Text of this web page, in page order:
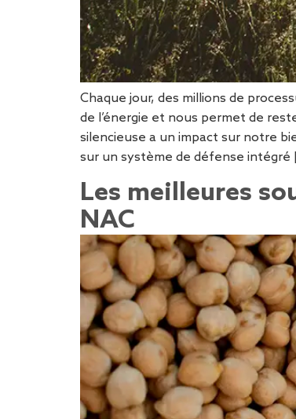
Chaque jour, des millions de
de l’énergie et nous permet de
silencieuse a un impact sur notre
sur un système de défense intégré
Les meilleures
NAC